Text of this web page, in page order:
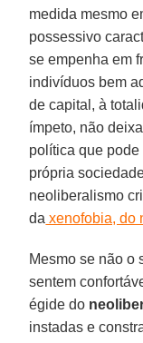
medida mesmo
possessivo
se empenha em
indivíduos bem
de capital, à
ímpeto, não
política que
própria
neoliberalismo
da xenofobia, do
Mesmo se não o
sentem
égide do
instadas e